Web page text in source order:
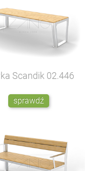
Scandik 02.446
sprawdź